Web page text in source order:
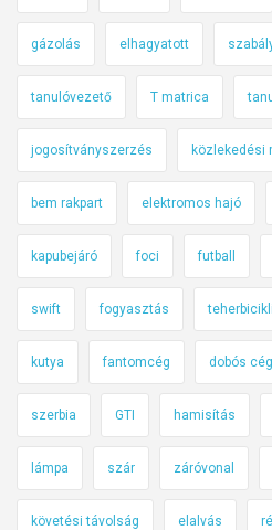
gázolás elhagyatott
tanulóvezető T matrica
jogosítványszerzés közlekedési
bem rakpart elektromos hajó
kapubejáró foci futball
swift fogyasztás teherbicikli
kutya fantomcég dobós cég
szerbia GTI hamisítás
lámpa szár záróvonal
követési távolság elalvás